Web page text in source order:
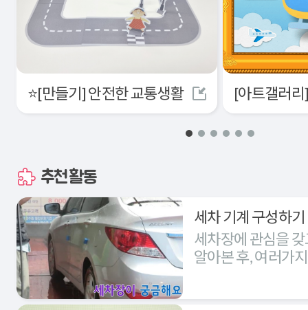
⭐[만들기] 안전한 교통생활
추천활동
세차 기계 구성하기
세차장에 관심을
알아본 후, 여러가